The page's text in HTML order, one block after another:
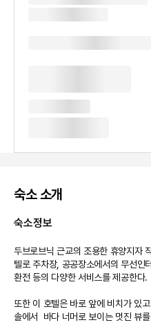
숙소 소개
숙소정보
두브로브닉 근교의 조용한 휴양지자
텔로 주차장, 공공장소에서의 무선인
환전 등의 다양한 서비스를 제공한다.
또한 이 호텔은 바로 앞에 비치가 있
솔에서  바다 너머로 보이는 멋진 뷰